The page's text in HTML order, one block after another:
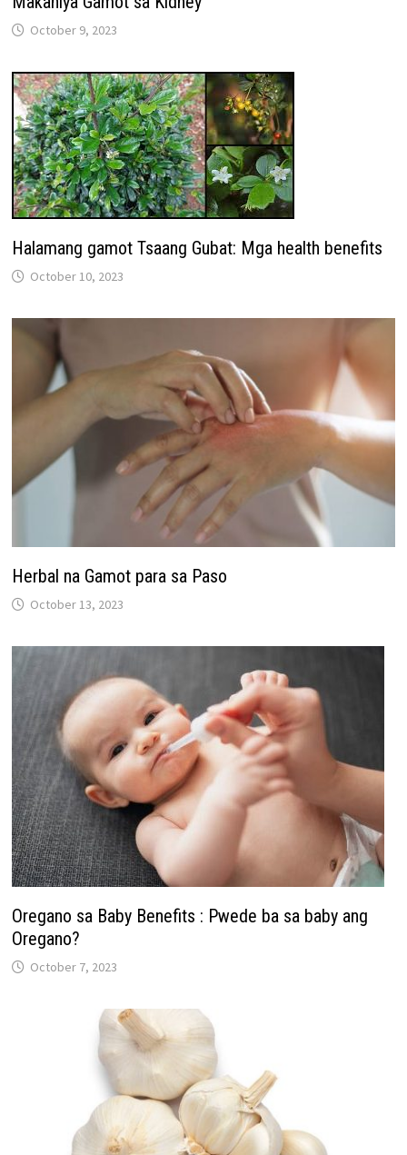
October 9, 2023
Halamang gamot Tsaang Gubat: Mga health benefits
October 10, 2023
Herbal na Gamot para sa Paso
October 13, 2023
Oregano sa Baby Benefits : Pwede ba sa baby ang
Oregano?
October 7, 2023